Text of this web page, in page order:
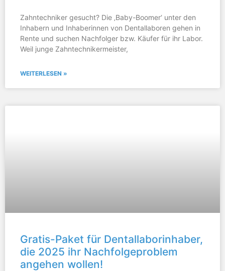
Zahntechniker gesucht? Die ‚Baby-Boomer‘ unter den
Inhabern und Inhaberinnen von Dentallaboren gehen in
Rente und suchen Nachfolger bzw. Käufer für ihr Labor.
Weil junge Zahntechnikermeister,
WEITERLESEN »
Gratis-Paket für Dentallaborinhaber,
die 2025 ihr Nachfolgeproblem
angehen wollen!